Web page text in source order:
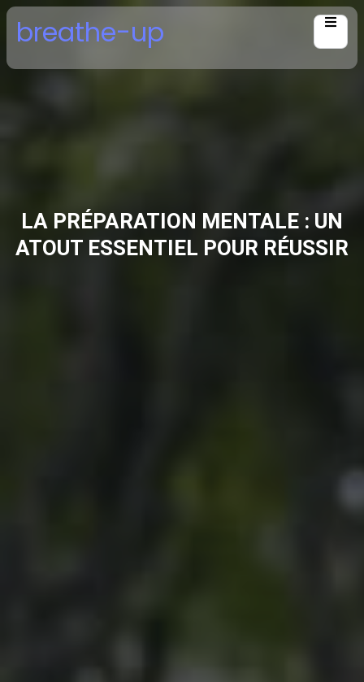
Skip
content
breathe-up
LA PRÉPARATION MENTALE : UN
ATOUT ESSENTIEL POUR RÉUSSIR